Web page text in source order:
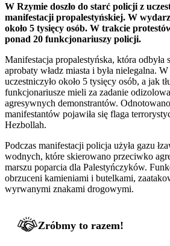
W Rzymie doszło do starć policji z
manifestacji propalestyńskiej. W
około 5 tysięcy osób. W trakcie
ponad 20 funkcjonariuszy policji.
Manifestacja propalestyńska, która odbyła
aprobaty władz miasta i była nielegalna.
uczestniczyło około 5 tysięcy osób, a jak
funkcjonariusze mieli za zadanie
agresywnych demonstrantów.
manifestantów pojawiła się flaga
Hezbollah.
Podczas manifestacji policja użyła gazu
wodnych, które skierowano przeciwko
marszu poparcia dla Palestyńczyków.
obrzuceni kamieniami i butelkami,
wyrwanymi znakami drogowymi.
Zróbmy to razem!